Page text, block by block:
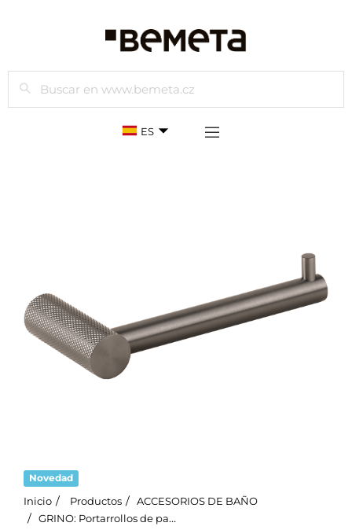
Buscar
ES
Novedad
Inicio Productos
ACCESORIOS DE BAÑO
GRINO: Portarrollos de papel higiénico, mate, grafito